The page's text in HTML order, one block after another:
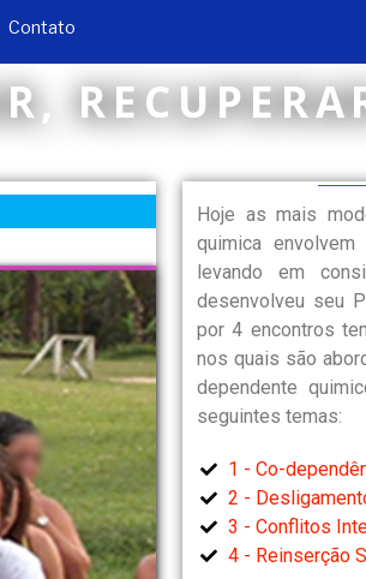
Contato
Hoje as mais
quimica
levando em
desenvolveu seu
por 4 encontros
nos quais são
dependente
seguintes temas:
1 - Co-
2 -
3 - Conflitos
4 - Reinserção